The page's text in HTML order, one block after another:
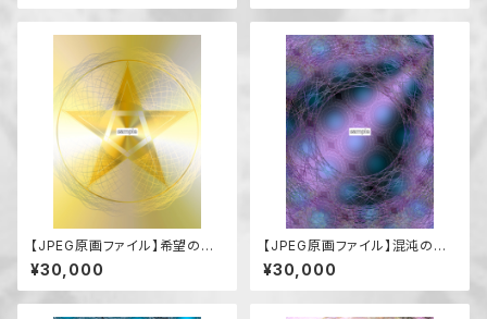
【JPEG原画ファイル】希望の到
来
¥30,000
【JPEG原画ファイル】混沌の中
の安穏
¥30,000